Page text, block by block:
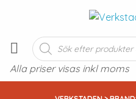
Alla priser visas inkl moms
Produktsökning